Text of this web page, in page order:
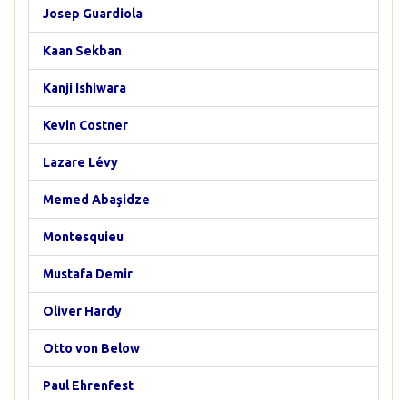
Josep Guardiola
Kaan Sekban
Kanji Ishiwara
Kevin Costner
Lazare Lévy
Memed Abaşidze
Montesquieu
Mustafa Demir
Oliver Hardy
Otto von Below
Paul Ehrenfest